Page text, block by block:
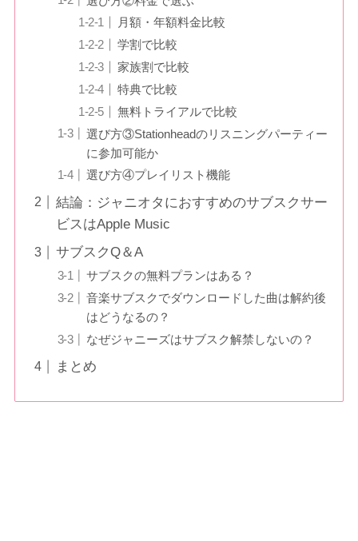
月額・年額料金比較
学割で比較
家族割で比較
特典で比較
無料トライアルで比較
選び方③Stationheadのリスニングパーティー
に参加可能か
選び方④プレイリスト機能
結論：ジャニオタにおすすめのサブスクサー
ビスはApple Music
サブスクQ＆A
サブスクの無料プランはある？
音楽サブスクでダウンロードした曲は解約後
はどうなるの？
なぜジャニーズはサブスク解禁しないの？
まとめ